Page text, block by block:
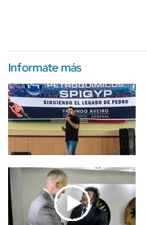
Informate más